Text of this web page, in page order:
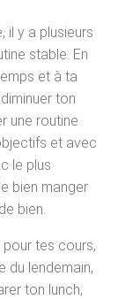
il y a plusieurs
stable. En
et à ta
ton
une routine
et avec
le plus
bien manger
bien.
pour tes cours,
du lendemain,
ton lunch,